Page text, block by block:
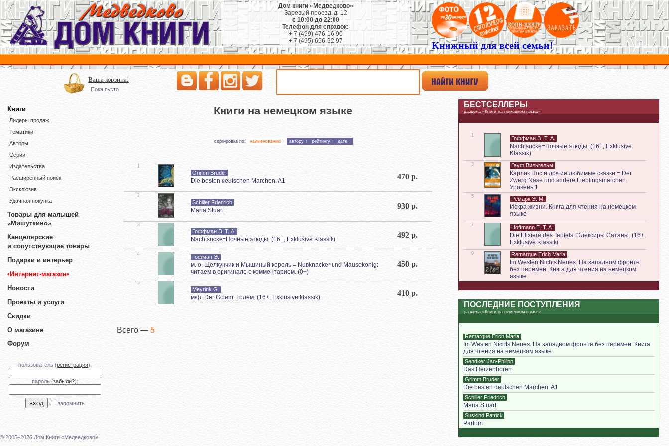
Дом книги «Медведково»
Заревый проезд, д. 12
с 10:00 до 22:00
Телефон для справок:
+ 7 (499) 476-16-90
+ 7 (495) 656-92-97
Книжный для всей семьи!
Ваша корзина:
Пока пусто
Книги
Лидеры продаж
Тематики
Авторы
Серии
Издательства
Расширенный поиск
Эксклюзив
Удачная покупка
Товары для малышей
«Мишуткино»
Канцелярские
и сопутствующие товары
Подарки и интерьер
•Интернет-магазин•
Новости
Проекты и услуги
Скидки
О магазине
Форум
пользователь (регистрация):
пароль (забыли?):
запомнить
© 2005–2026 Дом Книги «Медведково»
Книги на немецком языке
сортировка по: наименованию ↑ автору ↑ рейтингу ↑ дате ↓
1
Grimm Bruder
Die besten deutschen Marchen. A1 470 р.
2
Schiller Friedrich
Maria Stuart 930 р.
3
Гоффман Э. Т. А.
Nachtsucke=Ночные этюды. (16+, Exklusive Klassik) 492 р.
4 Гофман Э.
м. о. Щелкунчик и Мышиный король = Nuвknacker und Mausekоnig:
читаем в оригинале с комментарием. (0+)
450 р.
5
Meyrink G.
м/ф. Der Golem. Голем. (16+, Exklusive klassik) 410 р.
Всего — 5
БЕСТСЕЛЛЕРЫ
раздела «Книги на немецком языке»
1 Гоффман Э. Т. А.
Nachtsucke=Ночные этюды. (16+, Exklusive
Klassik)
3 Гауф Вильгельм
Карлик Нос и другие любимые сказки = Der
Zwerg Nase und andere Lieblingsmarchen.
Уровень 1
5 Ремарк Э. М.
Искра жизни. Книга для чтения на немецком
языке
7 Hoffmann E. T. A.
Die Elixiere des Teufels. Элексиры Сатаны. (16+,
Exklusive Klassik)
9 Remarque Erich Maria
Im Westen Nichts Neues. На западном фронте
без перемен. Книга для чтения на немецком
языке
ПОСЛЕДНИЕ ПОСТУПЛЕНИЯ
раздела «Книги на немецком языке»
Remarque Erich Maria
Im Westen Nichts Neues. На западном фронте без перемен. Книга
для чтения на немецком языке
Sendker Jan-Philipp
Das Herzenhoren
Grimm Bruder
Die besten deutschen Marchen. A1
Schiller Friedrich
Maria Stuart
Suskind Patrick
Parfum